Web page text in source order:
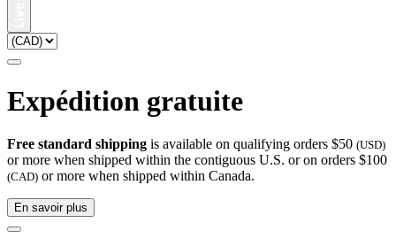
Expédition gratuite
Free standard shipping is available on qualifying orders $50 (USD)
or more when shipped within the contiguous U.S. or on orders $100
(CAD) or more when shipped within Canada.
En savoir plus